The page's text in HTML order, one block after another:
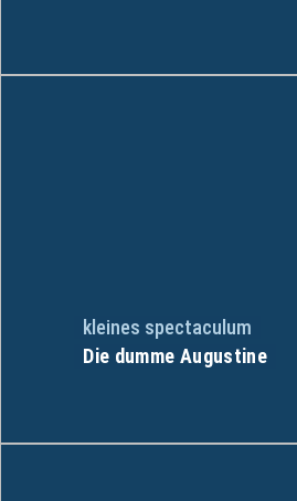
kleines spectaculum
Die dumme Augustine